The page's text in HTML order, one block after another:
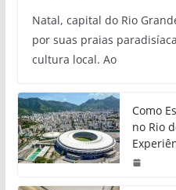
Natal, capital do Rio
por suas praias
cultura local. Ao
Como
no Rio